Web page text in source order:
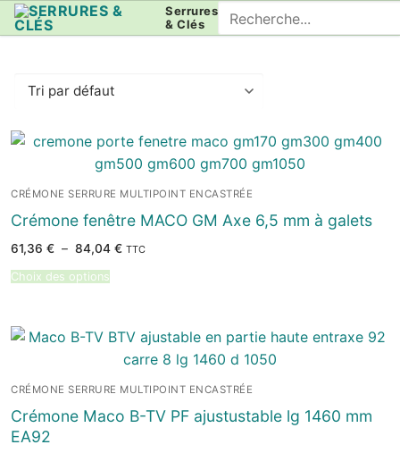
Aller
au
Serrures
& Clés
Rechercher
:
CRÉMONE SERRURE MULTIPOINT ENCASTRÉE
Crémone fenêtre MACO GM Axe 6,5 mm à galets
61,36 € – 84,04 €Plage
TTC
Choix des options
CRÉMONE SERRURE MULTIPOINT ENCASTRÉE
Crémone Maco B-TV PF ajustustable lg 1460 mm
EA92